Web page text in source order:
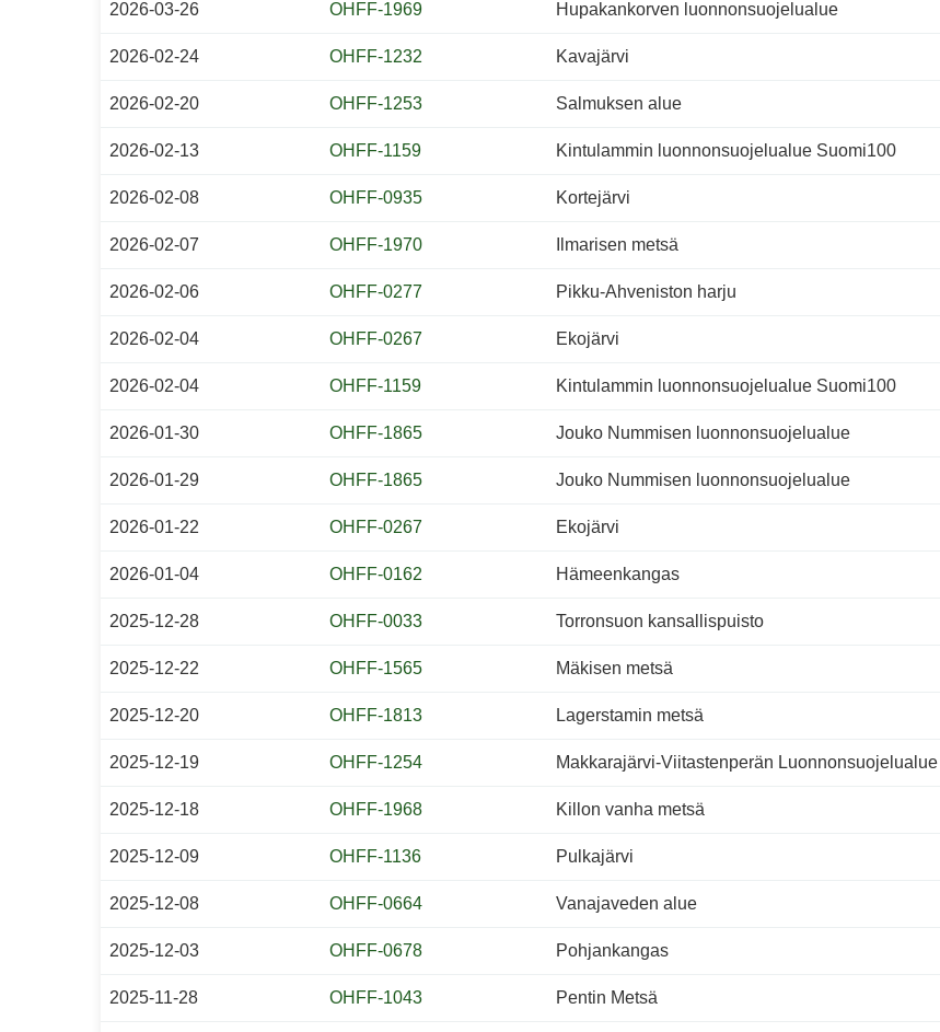
2026-03-26 OHFF-1969 Hupakankorven luonnonsuojelualue
2026-02-24 OHFF-1232 Kavajärvi
2026-02-20 OHFF-1253 Salmuksen alue
2026-02-13 OHFF-1159 Kintulammin luonnonsuojelualue Suomi100
2026-02-08 OHFF-0935 Kortejärvi
2026-02-07 OHFF-1970 Ilmarisen metsä
2026-02-06 OHFF-0277 Pikku-Ahveniston harju
2026-02-04 OHFF-0267 Ekojärvi
2026-02-04 OHFF-1159 Kintulammin luonnonsuojelualue Suomi100
2026-01-30 OHFF-1865 Jouko Nummisen luonnonsuojelualue
2026-01-29 OHFF-1865 Jouko Nummisen luonnonsuojelualue
2026-01-22 OHFF-0267 Ekojärvi
2026-01-04 OHFF-0162 Hämeenkangas
2025-12-28 OHFF-0033 Torronsuon kansallispuisto
2025-12-22 OHFF-1565 Mäkisen metsä
2025-12-20 OHFF-1813 Lagerstamin metsä
2025-12-19 OHFF-1254 Makkarajärvi-Viitastenperän Luonnonsuojelualue
2025-12-18 OHFF-1968 Killon vanha metsä
2025-12-09 OHFF-1136 Pulkajärvi
2025-12-08 OHFF-0664 Vanajaveden alue
2025-12-03 OHFF-0678 Pohjankangas
2025-11-28 OHFF-1043 Pentin Metsä